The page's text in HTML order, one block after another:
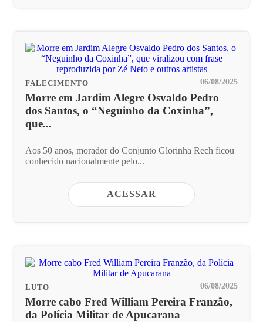
FALECIMENTO 06/08/2025
Morre em Jardim Alegre Osvaldo Pedro
dos Santos, o “Neguinho da Coxinha”,
que...
Aos 50 anos, morador do Conjunto Glorinha Rech ficou
conhecido nacionalmente pelo...
ACESSAR
LUTO 06/08/2025
Morre cabo Fred William Pereira Franzão,
da Polícia Militar de Apucarana